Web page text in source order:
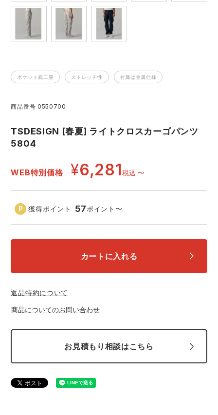
作業用小物・アクセサリー
つなぎ
電熱ウェア・ヒートウェア
刺繍・プリント加工対象商品
アイズフロンティア ランキング
コーコス ランキング
アイトス ランキング
ジーベック ランキング
作業着
ニット
カジュアル
ハイパーV
ニオイクリア タカヤ商事
エアークラフト
セロリー 大阪支店
アタックベース サンエス
スターライト工業 東洋物産工業
藤井電工
医療白衣・介護服
ポケット底二重 ストレッチ性 付属は金属仕様
商品番号 0550700
TSDESIGN [春夏] ライトクロスカーゴパンツ
5804
WEB特別価格 ¥6,281税込 〜
獲得ポイント 57ポイント 〜
カートに入れる
返品特約について
商品についてのお問い合わせ
お見積もり相談はこちら